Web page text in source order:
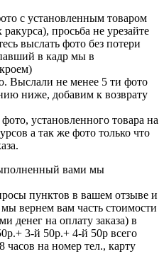
с установленным товаром
просьба не урезайте
выслать фото без потери
в кадр мы в
Выслали не менее 5 ти фото
ниже, добавим к возврату
установленного товара на
а так же фото только что
вами мы
пунктов в вашем отзыве и
вернем вам часть стоимости
денег на оплату заказа) в
3-й 50р.+ 4-й 50р всего
на номер тел., карту